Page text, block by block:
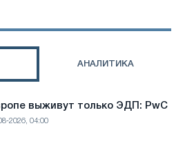
АНАЛИТИКА
выживут только ЭДП: PwC
2026, 04:00